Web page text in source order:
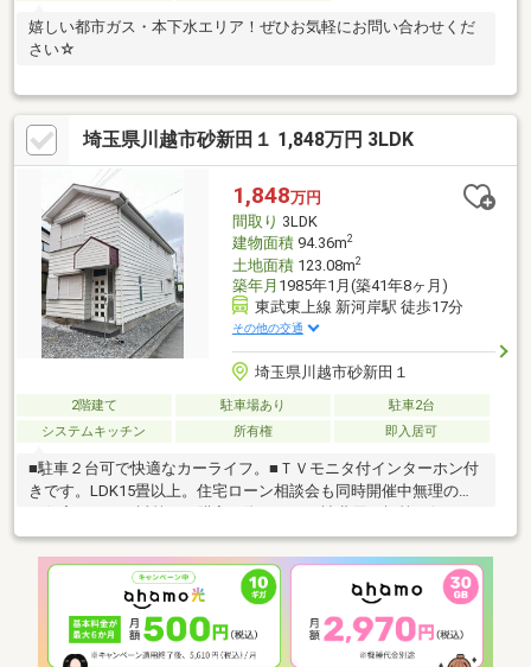
嬉しい都市ガス・本下水エリア！ぜひお気軽にお問い合わせくだ
さい☆
埼玉県川越市砂新田１ 1,848万円 3LDK
1,848万円
間取り 3LDK
建物面積94.36m2
土地面積123.08m2
築年月 1985年1月(築41年8ヶ月)
東武東上線 新河岸駅 徒歩17分
その他の交通
埼玉県川越市砂新田１
2階建て 駐車場あり
駐車2台
システムキッチン
所有権 即入居可
■駐車２台可で快適なカーライフ。■ＴＶモニタ付インターホン付
きです。LDK15畳以上。住宅ローン相談会も同時開催中無理のな
おります。しっかりとした資金計画のアドバイスをさせて頂きま
すので、お気軽にご相談ください。お客様一人一人に合わせたラ
イフプランのご提案をさせていただきます。資金計画、住宅ロー
ン等についてもお気軽にご相談ください。お問い合わせ、お待ち
しております。